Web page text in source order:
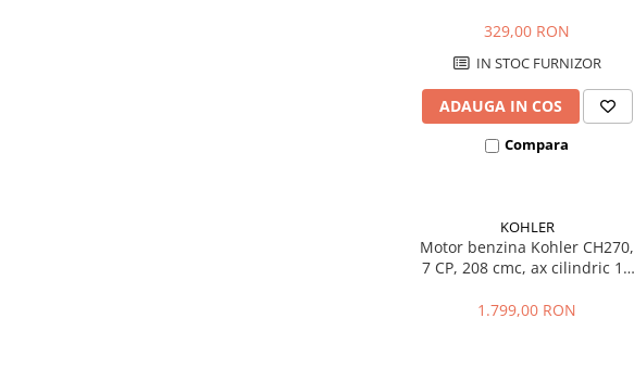
329,00 RON
IN STOC FURNIZOR
ADAUGA IN COS
Compara
KOHLER
Motor benzina Kohler CH270,
7 CP, 208 cmc, ax cilindric 19
1.799,00 RON